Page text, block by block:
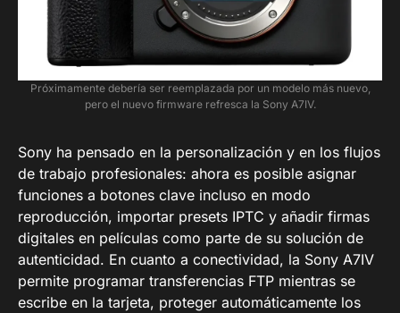
Próximamente debería ser reemplazada por un modelo más nuevo,
pero el nuevo firmware refresca la Sony A7IV.
Sony ha pensado en la personalización y en los flujos
de trabajo profesionales: ahora es posible asignar
funciones a botones clave incluso en modo
reproducción, importar presets IPTC y añadir firmas
digitales en películas como parte de su solución de
autenticidad. En cuanto a conectividad, la Sony A7IV
permite programar transferencias FTP mientras se
escribe en la tarjeta, proteger automáticamente los